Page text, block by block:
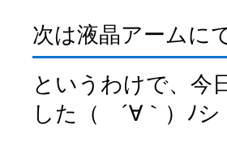
次は液晶アームに
というわけで、今
した（ ´∀｀）ﾉシ